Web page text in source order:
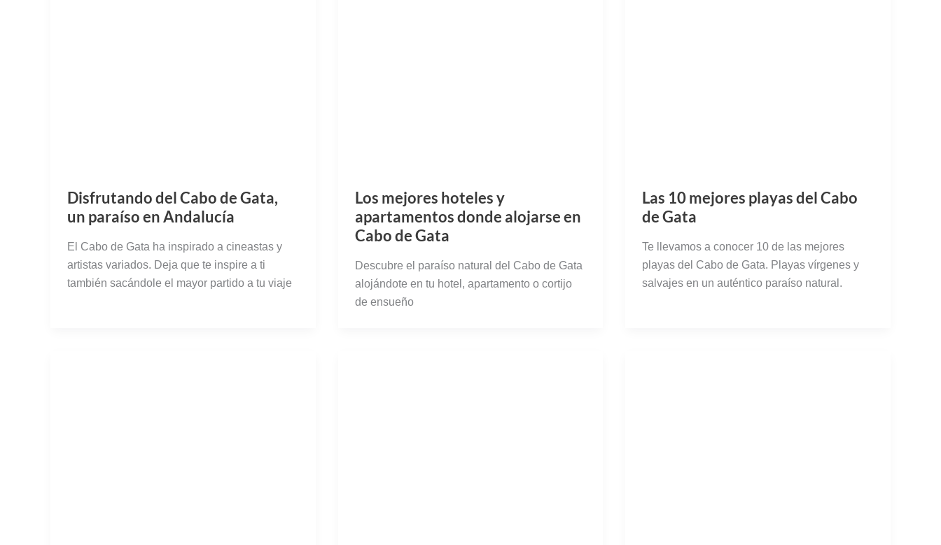
Disfrutando del Cabo de Gata,
un paraíso en Andalucía
El Cabo de Gata ha inspirado a cineastas y
artistas variados. Deja que te inspire a ti
también sacándole el mayor partido a tu viaje
Los mejores hoteles y
apartamentos donde alojarse en
Cabo de Gata
Descubre el paraíso natural del Cabo de Gata
alojándote en tu hotel, apartamento o cortijo
de ensueño
Las 10 mejores playas del Cabo
de Gata
Te llevamos a conocer 10 de las mejores
playas del Cabo de Gata. Playas vírgenes y
salvajes en un auténtico paraíso natural.